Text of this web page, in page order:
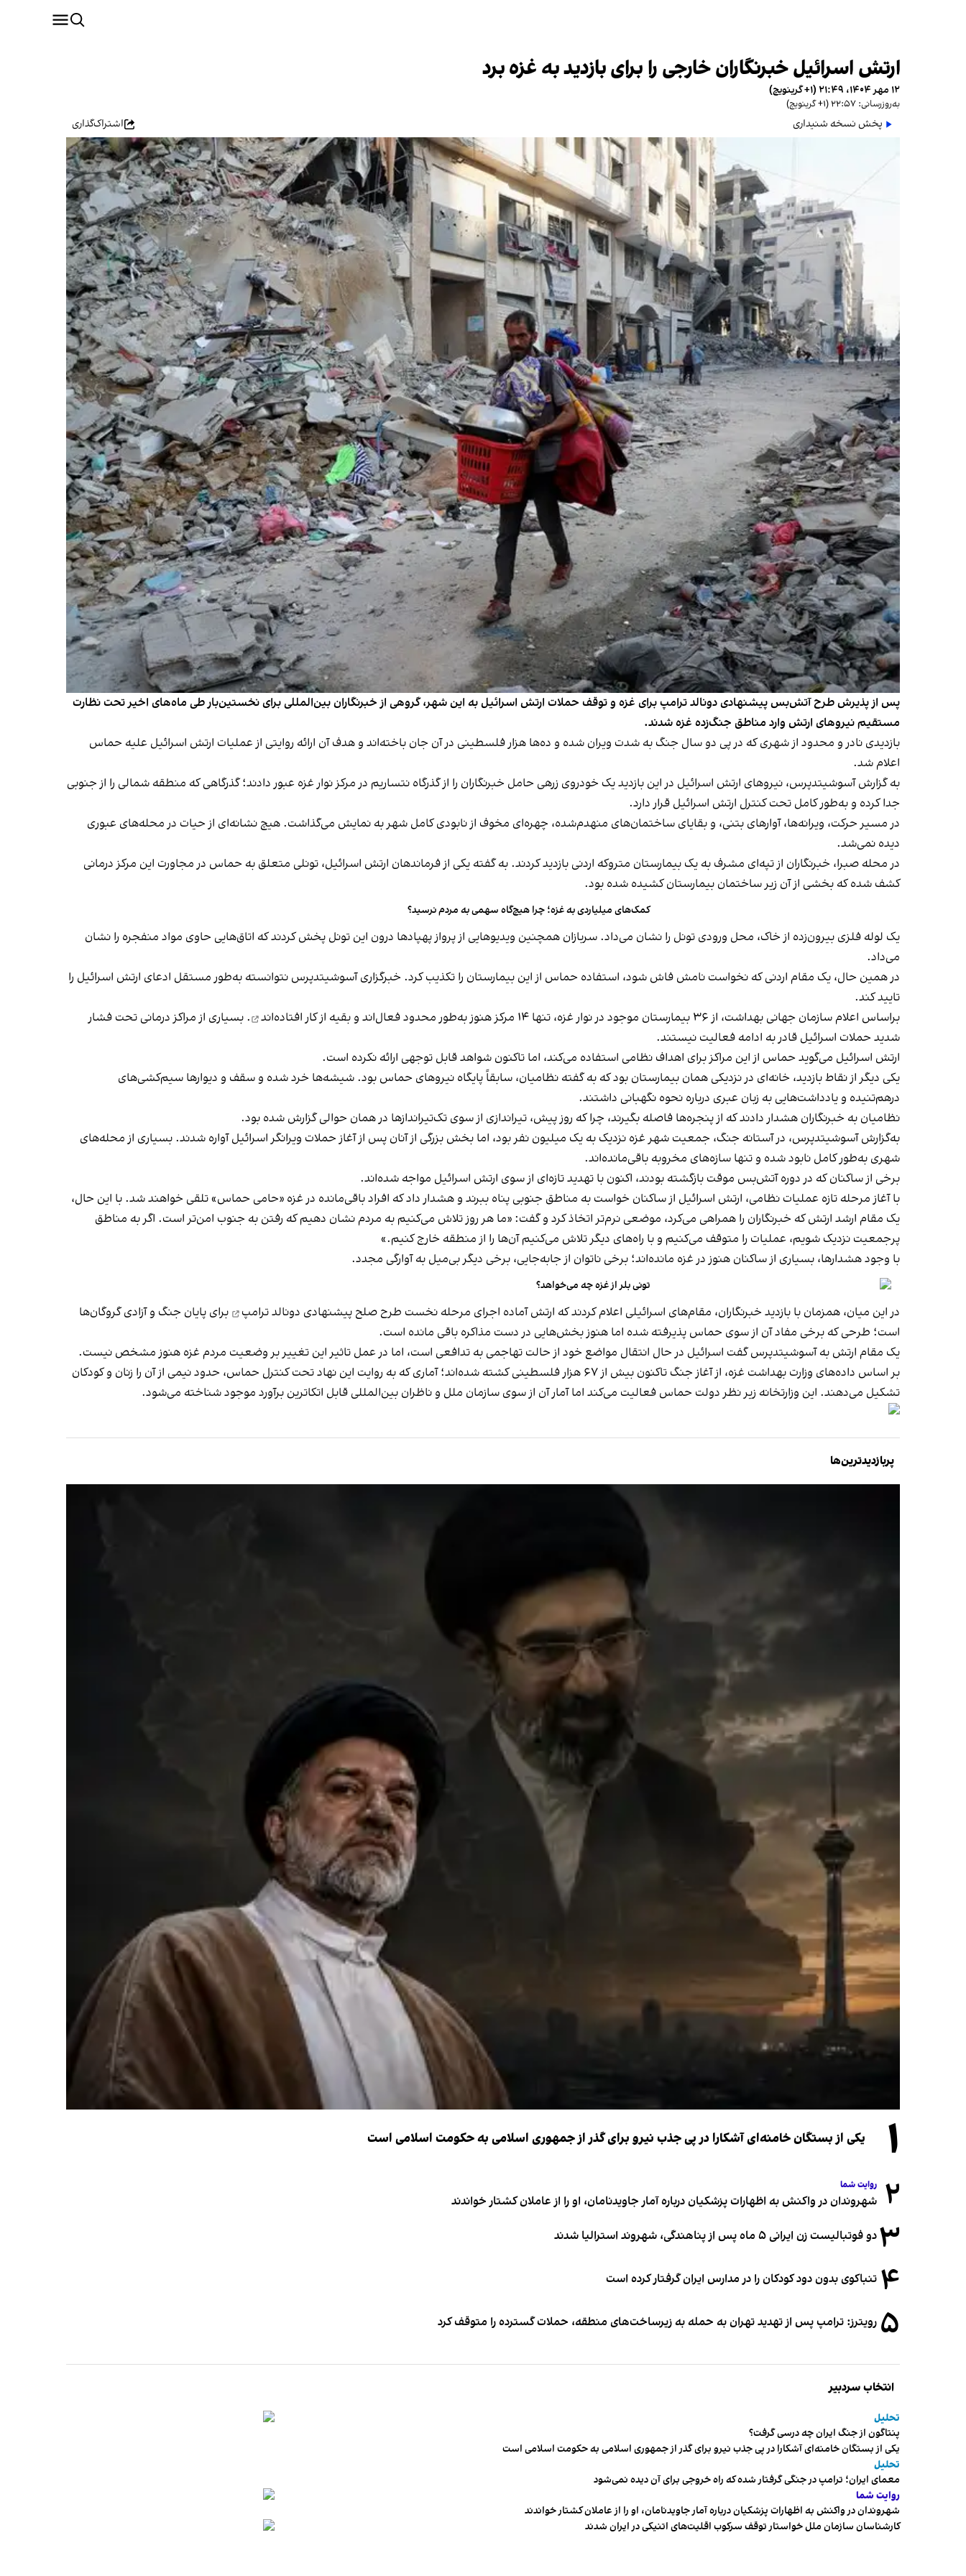
ارتش اسرائیل خبرنگاران خارجی را برای بازدید به غزه برد
۱۲ مهر ۱۴۰۴، ۲۱:۴۹ (‎+۱ گرینویچ)
به‌روزرسانی: ۲۲:۵۷ (‎+۱ گرینویچ)
پخش نسخه شنیداری اشتراک‌گذاری
پس از پذیرش طرح آتش‌بس پیشنهادی دونالد ترامپ برای غزه و توقف حملات ارتش اسرائیل به این شهر، گروهی از خبرنگاران بین‌المللی برای نخستین‌بار طی ماه‌های اخیر تحت نظارت
مستقیم نیروهای ارتش وارد مناطق جنگ‌زده غزه شدند.
بازدیدی نادر و محدود از شهری که در پی دو سال جنگ به‌ شدت ویران شده و ده‌ها هزار فلسطینی در آن جان باخته‌اند و هدف آن ارائه روایتی از عملیات ارتش اسرائیل علیه حماس
اعلام شد.
به گزارش آسوشیتدپرس، نیروهای ارتش اسرائیل در این بازدید یک خودروی زرهی حامل خبرنگاران را از گذرگاه نتساریم در مرکز نوار غزه عبور دادند؛ گذرگاهی که منطقه شمالی را از جنوبی
جدا کرده و به‌طور کامل تحت کنترل ارتش اسرائیل قرار دارد.
در مسیر حرکت، ویرانه‌ها، آوارهای بتنی، و بقایای ساختمان‌های منهدم‌شده، چهره‌ای مخوف از نابودی کامل شهر به نمایش می‌گذاشت. هیچ نشانه‌ای از حیات در محله‌های عبوری
دیده نمی‌شد.
در محله صبرا، خبرنگاران از تپه‌ای مشرف به یک بیمارستان متروکه اردنی بازدید کردند. به گفته یکی از فرماندهان ارتش اسرائیل، تونلی متعلق به حماس در مجاورت این مرکز درمانی
کشف شده که بخشی از آن زیر ساختمان بیمارستان کشیده شده بود.
کمک‌های میلیاردی به غزه؛ چرا هیچ‌گاه سهمی به مردم نرسید؟
یک لوله فلزی بیرون‌زده از خاک، محل ورودی تونل را نشان می‌داد. سربازان همچنین ویدیوهایی از پرواز پهپادها درون این تونل پخش کردند که اتاق‌هایی حاوی مواد منفجره را نشان
می‌داد.
در همین حال، یک مقام اردنی که نخواست نامش فاش شود، استفاده حماس از این بیمارستان را تکذیب کرد. خبرگزاری آسوشیتدپرس نتوانسته به‌طور مستقل ادعای ارتش اسرائیل را
تایید کند.
براساس اعلام سازمان جهانی بهداشت، از ۳۶ بیمارستان موجود در نوار غزه، تنها ۱۴ مرکز هنوز به‌طور محدود فعال‌اند و
بقیه از کار افتاده‌اند
. بسیاری از مراکز درمانی تحت فشار
شدید حملات اسرائیل قادر به ادامه فعالیت نیستند.
ارتش اسرائیل می‌گوید حماس از این مراکز برای اهداف نظامی استفاده می‌کند، اما تاکنون شواهد قابل توجهی ارائه نکرده است.
یکی دیگر از نقاط بازدید، خانه‌ای در نزدیکی همان بیمارستان بود که به گفته نظامیان، سابقاً پایگاه نیروهای حماس بود. شیشه‌ها خرد شده و سقف و دیوارها سیم‌کشی‌های
درهم‌تنیده و یادداشت‌هایی به زبان عبری درباره نحوه نگهبانی داشتند.
نظامیان به خبرنگاران هشدار دادند که از پنجره‌ها فاصله بگیرند، چرا که روز پیش، تیراندازی از سوی تک‌تیراندازها در همان حوالی گزارش شده بود.
به‌گزارش آسوشیتدپرس، در آستانه جنگ، جمعیت شهر غزه نزدیک به یک میلیون نفر بود، اما بخش بزرگی از آنان پس از آغاز حملات ویرانگر اسرائیل آواره شدند. بسیاری از محله‌های
شهری به‌طور کامل نابود شده و تنها سازه‌های مخروبه باقی‌مانده‌اند.
برخی از ساکنان که در دوره آتش‌بس موقت بازگشته بودند، اکنون با تهدید تازه‌ای از سوی ارتش اسرائیل مواجه شده‌اند.
باآغاز مرحله تازه عملیات نظامی، ارتش اسرائیل از ساکنان خواست به مناطق جنوبی پناه ببرند و هشدار داد که افراد باقی‌مانده در غزه «حامی حماس» تلقی خواهند شد. با این حال،
یک مقام ارشد ارتش که خبرنگاران را همراهی می‌کرد، موضعی نرم‌تر اتخاذ کرد و گفت: «ما هر روز تلاش می‌کنیم به مردم نشان دهیم که رفتن به جنوب امن‌تر است. اگر به مناطق
پرجمعیت نزدیک شویم، عملیات را متوقف می‌کنیم و با راه‌های دیگر تلاش می‌کنیم آن‌ها را از منطقه خارج کنیم.»
با وجود هشدارها، بسیاری از ساکنان هنوز در غزه مانده‌اند؛ برخی ناتوان از جابه‌جایی، برخی دیگر بی‌میل به آوارگی مجدد.
تونی بلر از غزه چه می‌خواهد؟
در این میان، همزمان با بازدید خبرنگاران، مقام‌های اسرائیلی اعلام کردند که ارتش آماده اجرای مرحله نخست طرح صلح پیشنهادی دونالد ترامپ
برای پایان جنگ و آزادی گروگان‌ها
است؛ طرحی که برخی مفاد آن از سوی حماس پذیرفته شده اما هنوز بخش‌هایی در دست مذاکره باقی مانده است.
یک مقام ارتش به آسوشیتدپرس گفت اسرائیل در حال انتقال مواضع خود از حالت تهاجمی به تدافعی است، اما در عمل تاثیر این تغییر بر وضعیت مردم غزه هنوز مشخص نیست.
بر اساس داده‌های وزارت بهداشت غزه، از آغاز جنگ تاکنون بیش از ۶۷ هزار فلسطینی کشته شده‌اند؛ آماری که به روایت این نهاد تحت کنترل حماس، حدود نیمی از آن را زنان و کودکان
تشکیل می‌دهند. این وزارتخانه زیر نظر دولت حماس فعالیت می‌کند اما آمار آن از سوی سازمان ملل و ناظران بین‌المللی قابل اتکاترین برآورد موجود شناخته می‌شود.
پربازدیدترین‌ها
۱ یکی از بستگان خامنه‌ای آشکارا در پی جذب نیرو برای گذر از جمهوری اسلامی به حکومت اسلامی است
۲ روایت شما
شهروندان در واکنش به اظهارات پزشکیان درباره آمار جاویدنامان، او را از عاملان کشتار خواندند
۳دو فوتبالیست زن ایرانی ۵ ماه پس از پناهندگی، شهروند استرالیا شدند
۴ تنباکوی بدون دود کودکان را در مدارس ایران گرفتار کرده است
۵ رویترز: ترامپ پس از تهدید تهران به حمله به زیرساخت‌های منطقه، حملات گسترده را متوقف کرد
انتخاب سردبیر
تحلیل
پنتاگون از جنگ ایران چه درسی گرفت؟
یکی از بستگان خامنه‌ای آشکارا در پی جذب نیرو برای گذر از جمهوری اسلامی به حکومت اسلامی است
تحلیل
معمای ایران؛ ترامپ در جنگی گرفتار شده که راه خروجی برای آن دیده نمی‌شود
روایت شما
شهروندان در واکنش به اظهارات پزشکیان درباره آمار جاویدنامان، او را از عاملان کشتار خواندند
کارشناسان سازمان ملل خواستار توقف سرکوب اقلیت‌های اتنیکی در ایران شدند